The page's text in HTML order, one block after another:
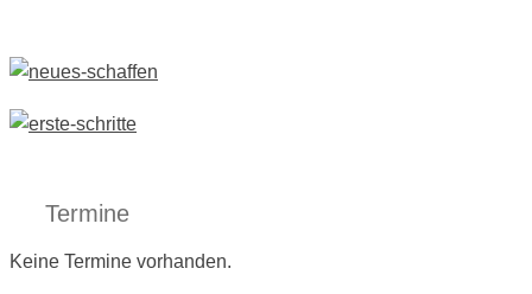
Termine
Keine Termine vorhanden.